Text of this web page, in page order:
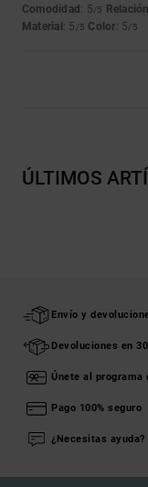
Comodidad: 5/5
Material: 5 /5 Color: 5/5
ÚLTIMOS
Envío y
Devoluciones en
Únete al programa
Pago 100% seguro
¿Necesitas ayuda?